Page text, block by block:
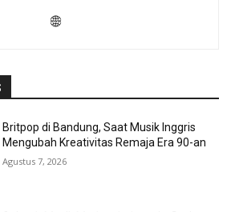
Britpop di Bandung, Saat Musik Inggris
Mengubah Kreativitas Remaja Era 90-an
Agustus 7, 2026